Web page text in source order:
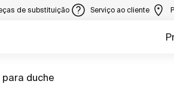
de substituição Serviço ao cliente
para duche